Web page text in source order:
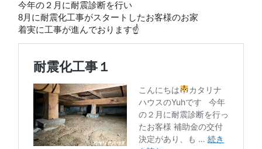
今年の２月に耐震診断を行い
8月に耐震化工事がスタートしたお客様のお家
着実に工事が進んでおります☝